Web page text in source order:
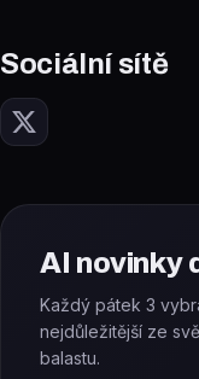
Sociální sítě
AI novinky
Každý pátek 3
nejdůležitější ze
balastu.